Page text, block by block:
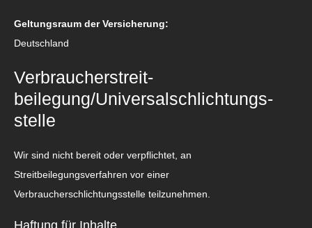
Geltungsraum der Versicherung:
Deutschland
Verbraucher­streit­
beilegung/Universal­schlichtungs­
stelle
Wir sind nicht bereit oder verpflichtet, an
Streitbeilegungsverfahren vor einer
Verbraucherschlichtungsstelle teilzunehmen.
Haftung für Inhalte